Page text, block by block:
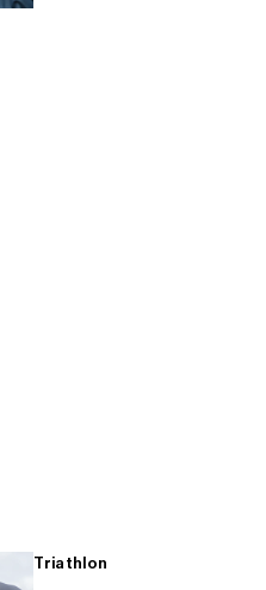
Triathlon